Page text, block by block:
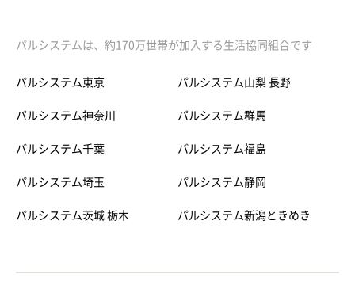
パルシステムは、約170万世帯が加入する生活協同組合です
パルシステム東京
パルシステム神奈川
パルシステム千葉
パルシステム埼玉
パルシステム茨城 栃木
パルシステム山梨 長野
パルシステム群馬
パルシステム福島
パルシステム静岡
パルシステム新潟ときめき